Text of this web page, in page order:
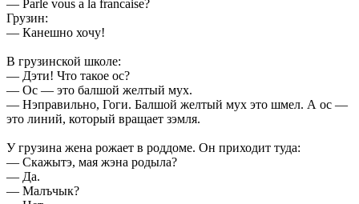
— Parle vous a la francaise?
Грузин:
— Канешно хочу!
В грузинской школе:
— Дэти! Что такое ос?
— Ос — это балшой желтый мух.
— Нэправильно, Гоги. Балшой желтый мух это шмел. А ос —
это линий, который вращает зэмля.
У грузина жена рожает в роддоме. Он приходит туда:
— Скажытэ, мая жэна родыла?
— Да.
— Малъчык?